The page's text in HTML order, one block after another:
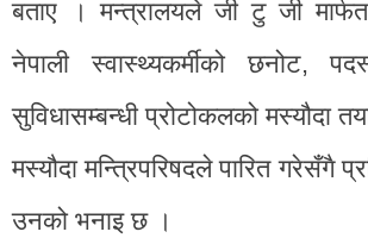
बताए । मन्त्रालयले जी टु जी
नेपाली स्वास्थ्यकर्मीको छनोट,
सुविधासम्बन्धी प्रोटोकलको मस्यौदा
मस्यौदा मन्त्रिपरिषदले पारित गरेसँगै
उनको भनाइ छ ।